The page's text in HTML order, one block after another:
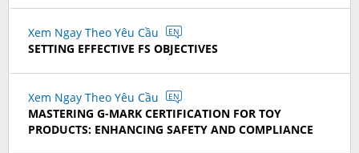
Xem Ngay Theo Yêu Cầu EN
SETTING EFFECTIVE FS OBJECTIVES
Xem Ngay Theo Yêu Cầu EN
MASTERING G-MARK CERTIFICATION FOR TOY
PRODUCTS: ENHANCING SAFETY AND COMPLIANCE